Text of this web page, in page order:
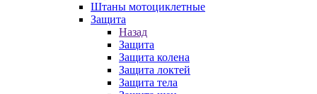
Штаны мотоциклетные
Защита
Назад
Защита
Защита колена
Защита локтей
Защита тела